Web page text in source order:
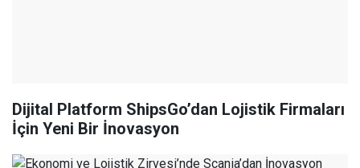
Dijital Platform ShipsGo’dan Lojistik Firmaları
İçin Yeni Bir İnovasyon